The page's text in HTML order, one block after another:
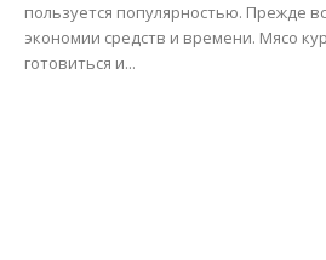
пользуется популярностью. Прежде
экономии средств и времени. Мясо
готовиться и...